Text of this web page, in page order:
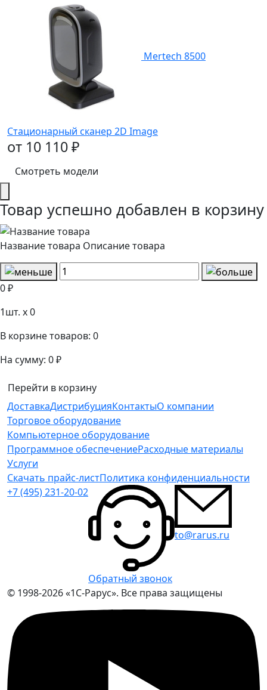
Mertech 8500
Стационарный сканер 2D Image
от 10 110 ₽
Смотреть модели
Товар успешно добавлен в корзину
Название товара Описание товара
0 ₽
1шт. x0
В корзине товаров: 0
На сумму: 0 ₽
Перейти в корзину
ДоставкаДистрибуцияКонтактыО компании
Торговое оборудование
Компьютерное оборудование
Программное обеспечениеРасходные материалы
Услуги
Скачать прайс-листПолитика конфиденциальности
+7 (495) 231-20-02
Обратный звонок
to@rarus.ru
© 1998-2026 «1С-Рарус». Все права защищены